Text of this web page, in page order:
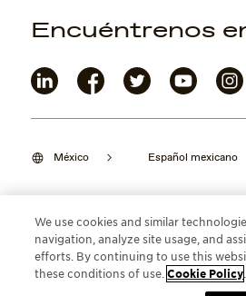
México Español mexicano
©2026 Maui Jim, Inc. Lahaina, Hawaii
Encuéntrenos
We use cookies and similar
navigation, analyze site usage, and
efforts. By continuing to use this
these conditions of use.Cookie Policy